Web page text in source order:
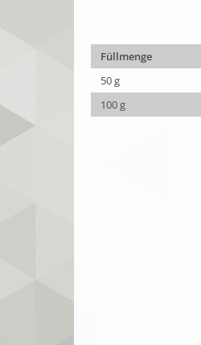
Füllmenge
50 g
100 g